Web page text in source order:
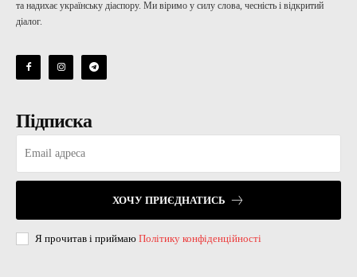
та надихає українську діаспору. Ми віримо у силу слова, чесність і відкритий
діалог.
Підписка
ХОЧУ ПРИЄДНАТИСЬ
Я прочитав і приймаю Політику конфіденційності